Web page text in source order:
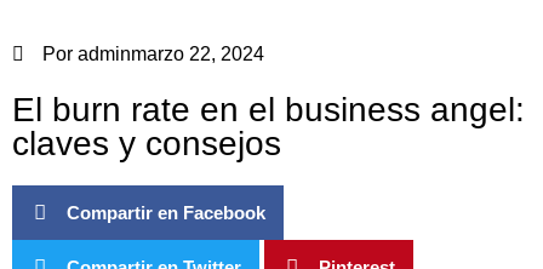
Por adminmarzo 22, 2024
El burn rate en el business angel:
claves y consejos
Compartir en Facebook